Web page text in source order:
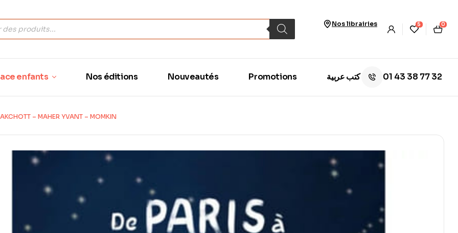
Nos librairies 5 0
enfants Nos éditions Nouveautés Promotions كتب عربية 01 43 38 77 32
– MAHER YVANT – MOMKIN